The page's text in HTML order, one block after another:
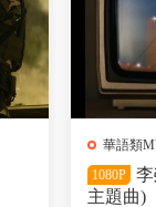
華語類
1080P
主題曲)